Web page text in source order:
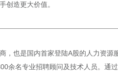
创造更大价值。
也是国内首家登陆A股的人力资
余名专业招聘顾问及技术人员。通